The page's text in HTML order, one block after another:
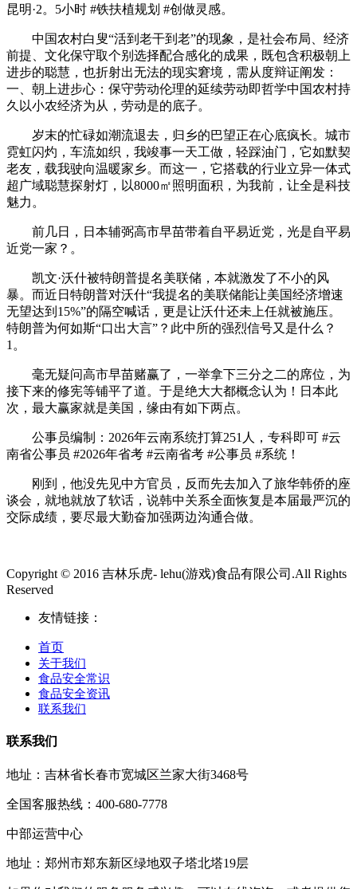
昆明·2。5小时 #铁扶植规划 #创做灵感。
中国农村白叟“活到老干到老”的现象，是社会布局、经济
前提、文化保守取个别选择配合感化的成果，既包含积极朝上
进步的聪慧，也折射出无法的现实窘境，需从度辩证阐发：
一、朝上进步心：保守劳动伦理的延续劳动即哲学中国农村持
久以小农经济为从，劳动是的底子。
岁末的忙碌如潮流退去，归乡的巴望正在心底疯长。城市
霓虹闪灼，车流如织，我竣事一天工做，轻踩油门，它如默契
老友，载我驶向温暖家乡。而这一，它搭载的行业立异一体式
超广域聪慧探射灯，以8000㎡照明面积，为我前，让全是科技
魅力。
前几日，日本辅弼高市早苗带着自平易近党，光是自平易
近党一家？。
凯文·沃什被特朗普提名美联储，本就激发了不小的风
暴。而近日特朗普对沃什“我提名的美联储能让美国经济增速
无望达到15%”的隔空喊话，更是让沃什还未上任就被施压。
特朗普为何如斯“口出大言”？此中所的强烈信号又是什么？
1。
毫无疑问高市早苗赌赢了，一举拿下三分之二的席位，为
接下来的修宪等铺平了道。于是绝大大都概念认为！日本此
次，最大赢家就是美国，缘由有如下两点。
公事员编制：2026年云南系统打算251人，专科即可 #云
南省公事员 #2026年省考 #云南省考 #公事员 #系统！
刚到，他没先见中方官员，反而先去加入了旅华韩侨的座
谈会，就地就放了软话，说韩中关系全面恢复是本届最严沉的
交际成绩，要尽最大勤奋加强两边沟通合做。
Copyright © 2016 吉林乐虎- lehu(游戏)食品有限公司.All Rights
Reserved
友情链接：
首页
关于我们
食品安全常识
食品安全资讯
联系我们
联系我们
地址：吉林省长春市宽城区兰家大街3468号
全国客服热线：400-680-7778
中部运营中心
地址：郑州市郑东新区绿地双子塔北塔19层